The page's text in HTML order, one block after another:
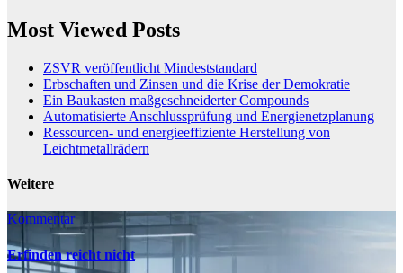
Most Viewed Posts
ZSVR veröffentlicht Mindeststandard
Erbschaften und Zinsen und die Krise der Demokratie
Ein Baukasten maßgeschneiderter Compounds
Automatisierte Anschlussprüfung und Energienetzplanung
Ressourcen- und energieeffiziente Herstellung von
Leichtmetallrädern
Weitere
Kommentar
Erfinden reicht nicht